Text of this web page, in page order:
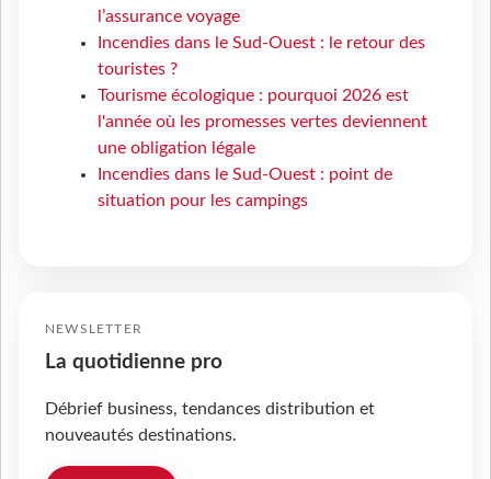
l’assurance voyage
Incendies dans le Sud-Ouest : le retour des
touristes ?
Tourisme écologique : pourquoi 2026 est
l'année où les promesses vertes deviennent
une obligation légale
Incendies dans le Sud-Ouest : point de
situation pour les campings
NEWSLETTER
La quotidienne pro
Débrief business, tendances distribution et
nouveautés destinations.